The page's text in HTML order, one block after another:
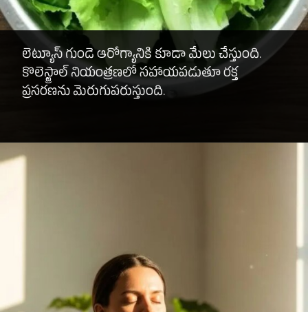
లెట్యూస్ గుండె ఆరోగ్యానికి కూడా మేలు చేస్తుంది.
కొలెస్ట్రాల్ నియంత్రణలో సహాయపడుతూ రక్త
ప్రసరణను మెరుగుపరుస్తుంది.